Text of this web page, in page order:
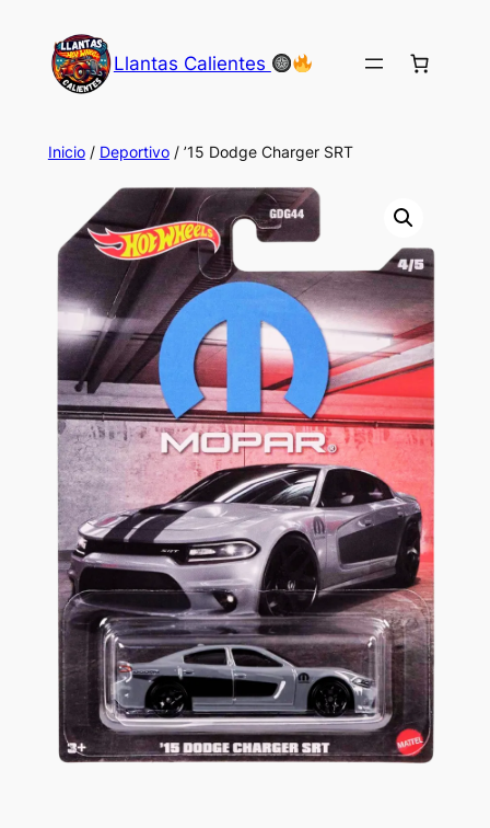
contenido
Llantas Calientes
Inicio/ Deportivo/ ’15 Dodge Charger SRT